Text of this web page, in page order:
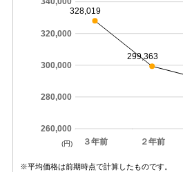
３年前 ２年前
260,000
280,000
300,000
320,000
340,000
328,019
299,363
(円)
※平均価格は前期時点で計算したものです。